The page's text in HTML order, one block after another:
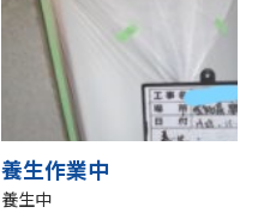
養生作業中
養生中